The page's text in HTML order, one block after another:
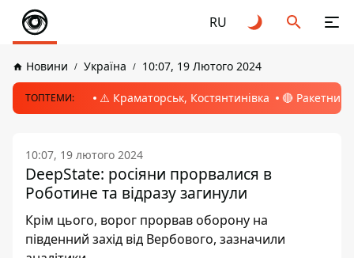
RU
Новини Україна 10:07, 19 Лютого 2024
ТОПТЕМИ: ⚠️ Краматорськ, Костянтинівка 🔴 Ракетний
10:07, 19 лютого 2024
DeepState: росіяни прорвалися в
Роботине та відразу загинули
Крім цього, ворог прорвав оборону на
південний захід від Вербового, зазначили